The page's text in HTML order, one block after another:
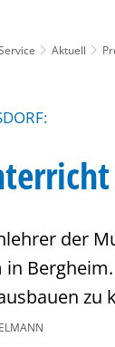
Aktuell
der
in
zu